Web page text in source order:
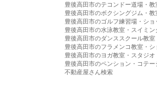
豊後高田市のテコンドー道場・教
豊後高田市のボクシングジム・教
豊後高田市のゴルフ練習場・ショ
豊後高田市の水泳教室・スイミン
豊後高田市のダンススクール教室
豊後高田市のフラメンコ教室・シ
豊後高田市のヨガ教室・スタジオ
豊後高田市のペンション・コテー
不動産屋さん検索